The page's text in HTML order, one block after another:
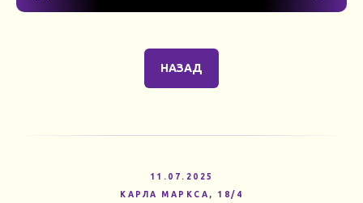
НАЗАД
11.07.2025
КАРЛА МАРКСА, 18/4